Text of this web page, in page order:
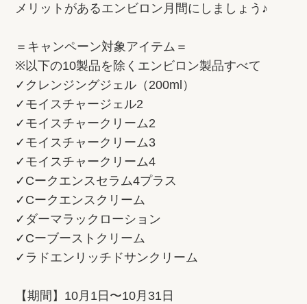
メリットがあるエンビロン月間にしましょう♪
＝キャンペーン対象アイテム＝
※以下の10製品を除くエンビロン製品すべて
✓クレンジングジェル（200ml）
✓モイスチャージェル2
✓モイスチャークリーム2
✓モイスチャークリーム3
✓モイスチャークリーム4
✓Cークエンスセラム4プラス
✓Cークエンスクリーム
✓ダーマラックローション
✓Cーブーストクリーム
✓ラドエンリッチドサンクリーム
【期間】10月1日〜10月31日